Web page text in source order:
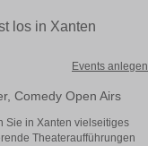
los in Xanten
Events anlegen
Comedy Open Airs
Sie in Xanten vielseitiges
Theateraufführungen